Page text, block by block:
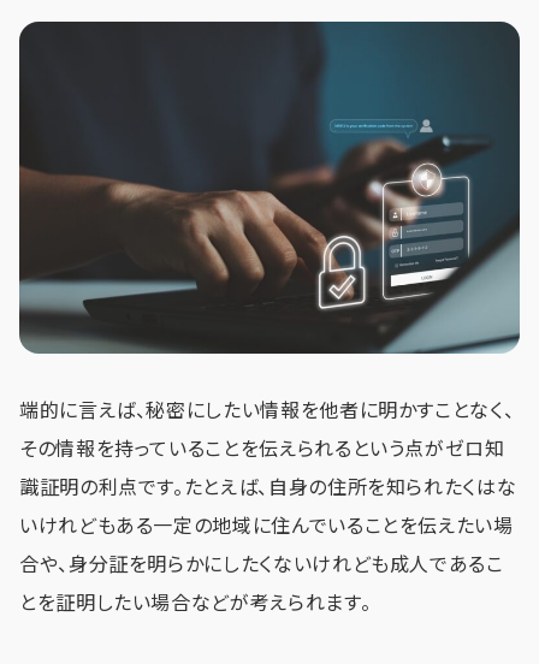
端的に言えば、秘密にしたい情報を他者に明かすことなく、
その情報を持っていることを伝えられるという点がゼロ知
識証明の利点です。たとえば、自身の住所を知られたくはな
いけれどもある一定の地域に住んでいることを伝えたい場
合や、身分証を明らかにしたくないけれども成人であるこ
とを証明したい場合などが考えられます。